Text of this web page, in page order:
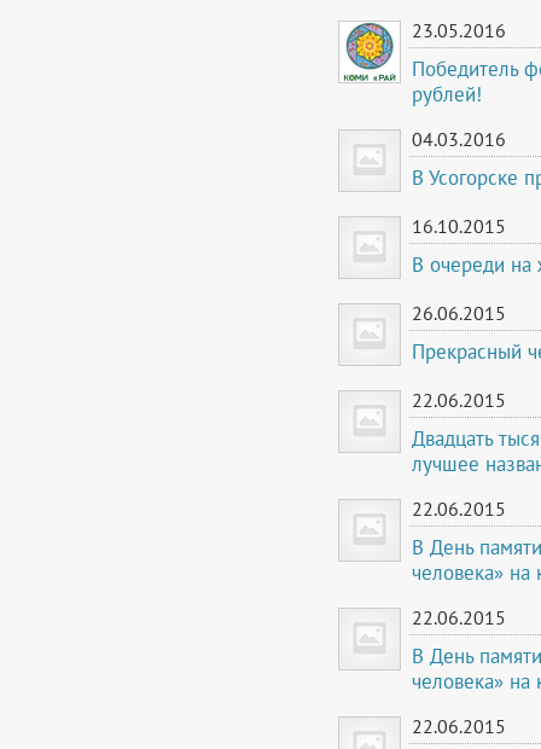
23.05.2016
Победитель
рублей!
04.03.2016
В Усогорске
16.10.2015
В очереди на
26.06.2015
Прекрасный
22.06.2015
Двадцать
лучшее
22.06.2015
В День
человека» на
22.06.2015
В День
человека» на
22.06.2015